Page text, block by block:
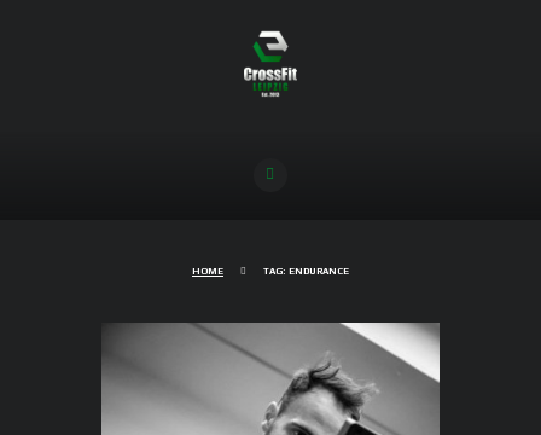
HOME TAG: ENDURANCE
Catching the sense of Endurance
5895 1COMMENTS